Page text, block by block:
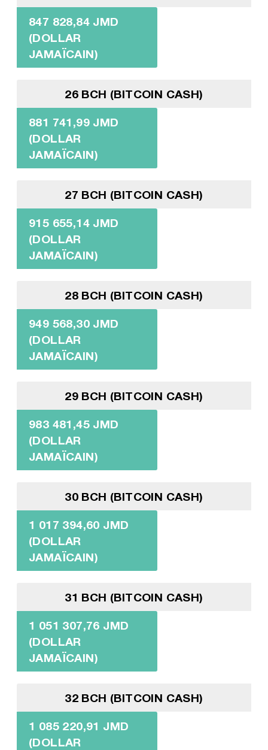
847 828,84 JMD
(DOLLAR
JAMAÏCAIN)
26 BCH (BITCOIN CASH)
881 741,99 JMD
(DOLLAR
JAMAÏCAIN)
27 BCH (BITCOIN CASH)
915 655,14 JMD
(DOLLAR
JAMAÏCAIN)
28 BCH (BITCOIN CASH)
949 568,30 JMD
(DOLLAR
JAMAÏCAIN)
29 BCH (BITCOIN CASH)
983 481,45 JMD
(DOLLAR
JAMAÏCAIN)
30 BCH (BITCOIN CASH)
1 017 394,60 JMD
(DOLLAR
JAMAÏCAIN)
31 BCH (BITCOIN CASH)
1 051 307,76 JMD
(DOLLAR
JAMAÏCAIN)
32 BCH (BITCOIN CASH)
1 085 220,91 JMD
(DOLLAR